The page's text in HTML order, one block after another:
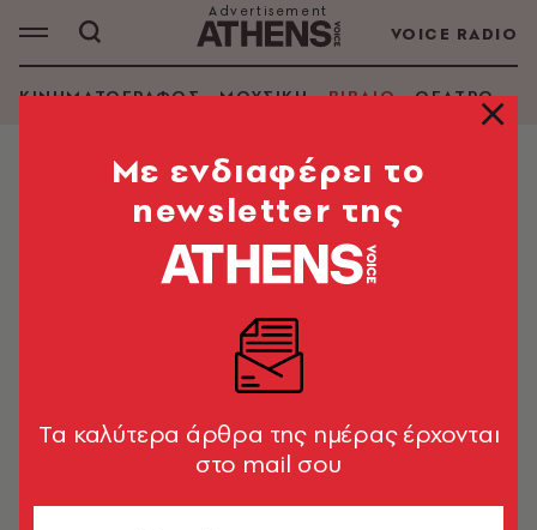
VOICE RADIO
ΚΙΝΗΜΑΤΟΓΡΑΦΟΣ ΜΟΥΣΙΚΗ ΒΙΒΛΙΟ ΘΕΑΤΡΟ -
Mε ενδιαφέρει το
newsletter της
Tα καλύτερα άρθρα της ημέρας έρχονται
στο mail σου